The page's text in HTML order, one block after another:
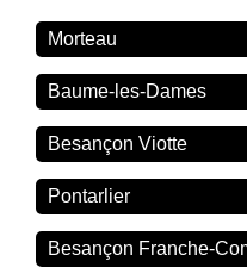
Morteau
Baume-les-Dames
Besançon Viotte
Pontarlier
Besançon Franche-